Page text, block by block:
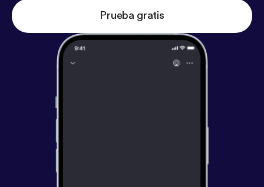
Prueba gratis